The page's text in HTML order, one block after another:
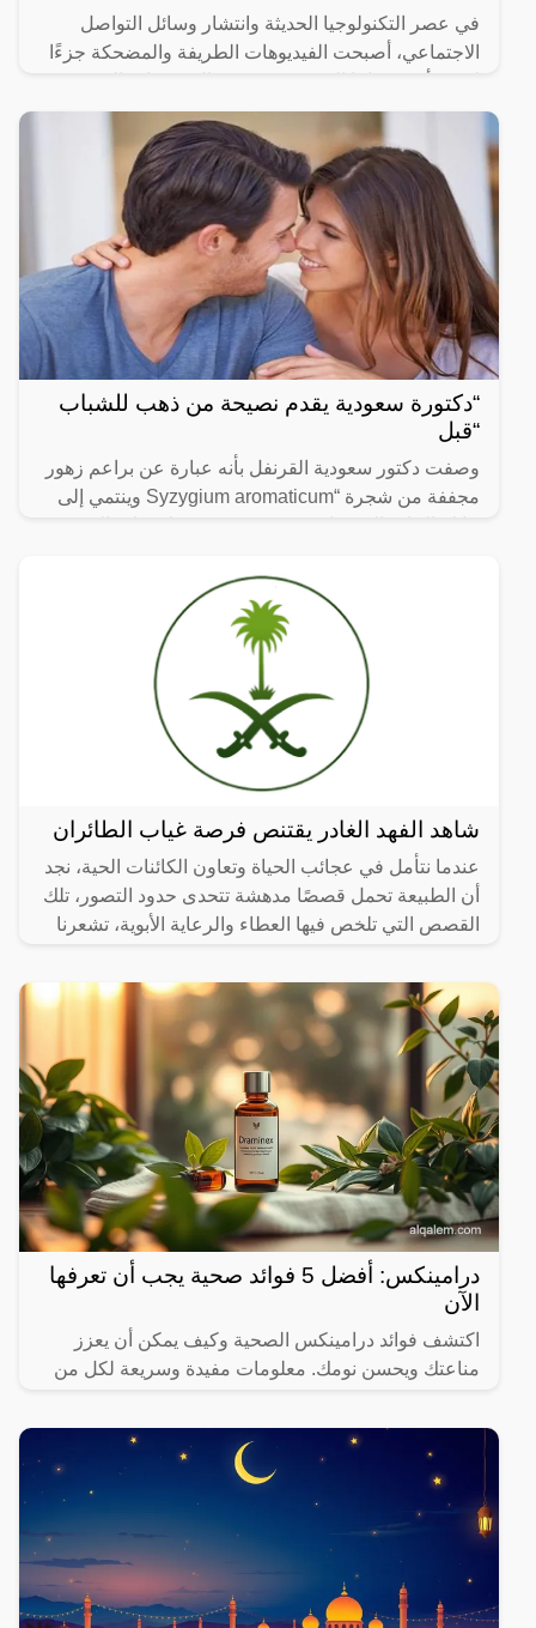
في عصر التكنولوجيا الحديثة وانتشار وسائل التواصل
الاجتماعي، أصبحت الفيديوهات الطريفة والمضحكة جزءًا
انتشرت
“دكتورة سعودية يقدم نصيحة من ذهب للشباب
“قبل
وصفت دكتور سعودية القرنفل بأنه عبارة عن براعم زهور
مجففة من شجرة “Syzygium aromaticum وينتمي إلى
شاهد الفهد الغادر يقتنص فرصة غياب الطائران
عندما نتأمل في عجائب الحياة وتعاون الكائنات الحية، نجد
أن الطبيعة تحمل قصصًا مدهشة تتحدى حدود التصور، تلك
القصص التي تلخص فيها العطاء والرعاية الأبوية، تشعرنا
درامينكس: أفضل 5 فوائد صحية يجب أن تعرفها
الآن
اكتشف فوائد درامينكس الصحية وكيف يمكن أن يعزز
مناعتك ويحسن نومك. معلومات مفيدة وسريعة لكل من